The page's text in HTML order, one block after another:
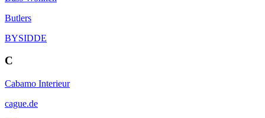
Butlers
BYSIDDE
C
Cabamo Interieur
cague.de